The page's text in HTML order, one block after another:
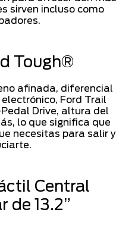
sirven incluso como
Tough®
afinada, diferencial
Ford Trail
Drive, altura del
lo que significa que
necesitas para salir y
Central
de 13.2”